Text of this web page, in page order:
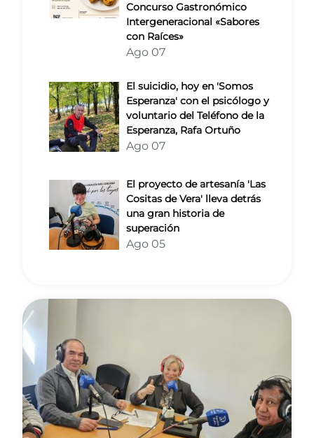
Concurso Gastronómico
Intergeneracional «Sabores
con Raíces»
Ago 07
El suicidio, hoy en 'Somos
Esperanza' con el psicólogo y
voluntario del Teléfono de la
Esperanza, Rafa Ortuño
Ago 07
El proyecto de artesanía 'Las
Cositas de Vera' lleva detrás
una gran historia de
superación
Ago 05